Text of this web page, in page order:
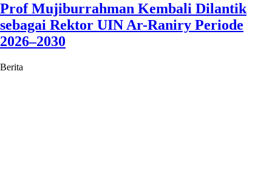
Prof Mujiburrahman Kembali Dilantik
sebagai Rektor UIN Ar-Raniry Periode
2026–2030
Berita